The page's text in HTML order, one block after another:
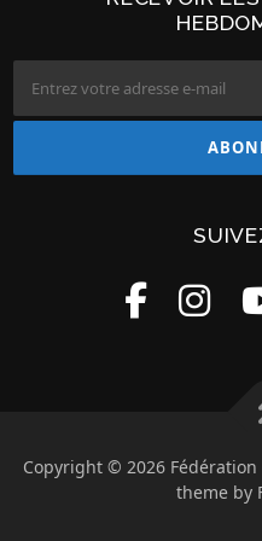
Copyright © 2026
theme by